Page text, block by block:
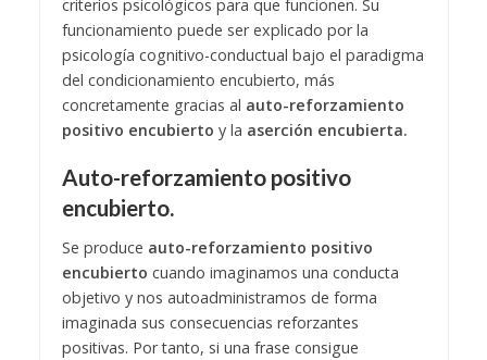
criterios psicológicos para que funcionen. Su
funcionamiento puede ser explicado por la
psicología cognitivo-conductual bajo el paradigma
del condicionamiento encubierto, más
concretamente gracias al auto-reforzamiento
positivo encubierto y la aserción encubierta.
Auto-reforzamiento positivo
encubierto.
Se produce auto-reforzamiento positivo
encubierto cuando imaginamos una conducta
objetivo y nos autoadministramos de forma
imaginada sus consecuencias reforzantes
positivas. Por tanto, si una frase consigue